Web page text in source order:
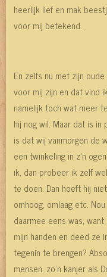
heerlijk lief en mak
voor mij betekend.
En zelfs nu met zijn
voor mij zijn en dat vind
namelijk toch wat meer
hij nog wil. Maar dat is
is dat wij vanmorgen de
een twinkeling in z’n
ik, dan probeer ik zelf
te doen. Dan hoeft hij
omhoog, omlaag etc.
daarmee eens was,
mijn handen en deed ze
tegenin te brengen?
mensen, zo’n kanjer als